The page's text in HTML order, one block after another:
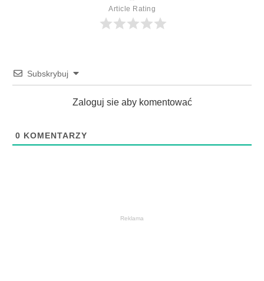
Article Rating
Subskrybuj
Zaloguj sie aby komentować
0 KOMENTARZY
Reklama